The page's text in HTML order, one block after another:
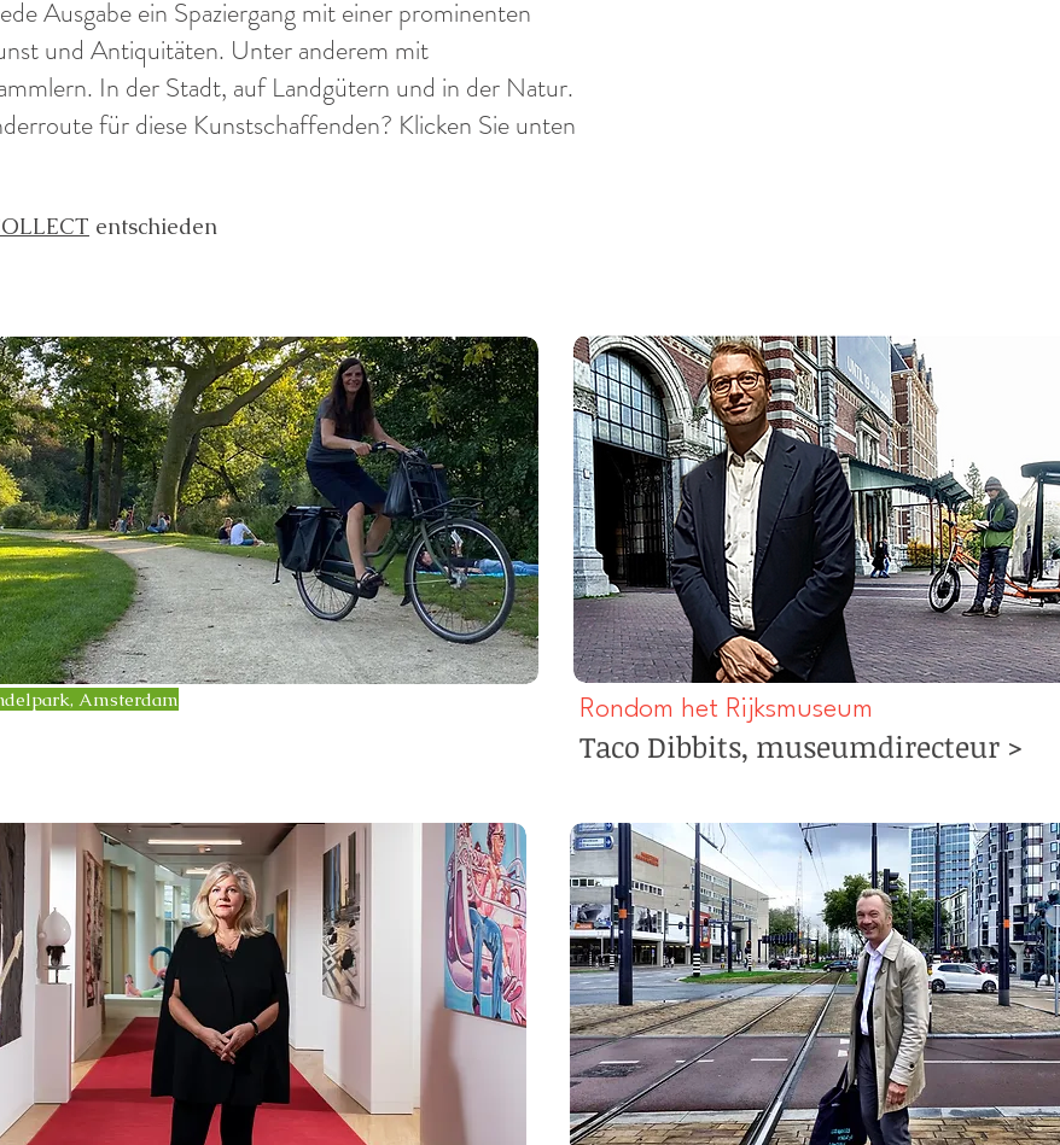
Amsterdam Rondom het Rijksmuseum
Taco Dibbits, museumdirecteur >
Ausgabe ein Spaziergang mit einer prominenten
und Antiquitäten. Unter anderem mit
In der Stadt, auf Landgütern und in der Natur.
für diese Kunstschaffenden? Klicken Sie unten
entschieden